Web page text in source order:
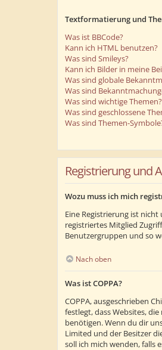
Textformatierung und
Was ist BBCode?
Kann ich HTML benutzen?
Was sind Smileys?
Kann ich Bilder in meine
Was sind globale
Was sind
Was sind wichtige Themen?
Was sind geschlossene
Was sind Themen-
Registrierung und
Wozu muss ich mich
Eine Registrierung ist
registriertes Mitglied
Benutzergruppen und so
Nach oben
Was ist COPPA?
COPPA, ausgeschrieben
festlegt, dass Websites,
benötigen. Wenn du dir
Limited und der Besitzer
soll ich mich wenden, falls